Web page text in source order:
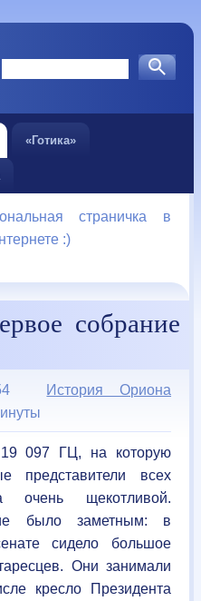
«Готика»
страничка в
:)
собрание
История Ориона
097 ГЦ, на которую
представители всех
очень щекотливой.
было заметным: в
сидело большое
Они занимали
кресло Президента